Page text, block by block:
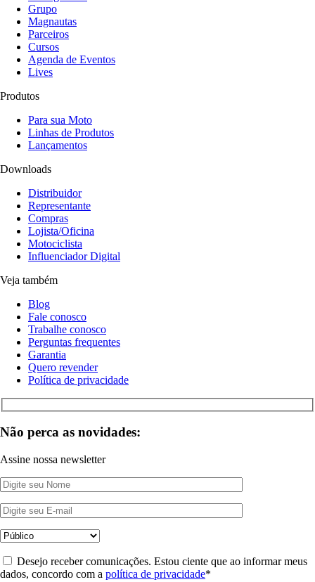
Grupo
Magnautas
Parceiros
Cursos
Agenda de Eventos
Lives
Produtos
Para sua Moto
Linhas de Produtos
Lançamentos
Downloads
Distribuidor
Representante
Compras
Lojista/Oficina
Motociclista
Influenciador Digital
Veja também
Blog
Fale conosco
Trabalhe conosco
Perguntas frequentes
Garantia
Quero revender
Política de privacidade
Não perca as novidades:
Assine nossa newsletter
Desejo receber comunicações. Estou ciente que ao informar meus
dados, concordo com a política de privacidade*